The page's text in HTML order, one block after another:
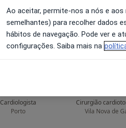
Cardiologista
Porto
Cirurgião
Vila Nova de
Ao aceitar, permite-nos a nós e
semelhantes) para recolher dados
hábitos de navegação. Pode ver e
configurações. Saiba mais na